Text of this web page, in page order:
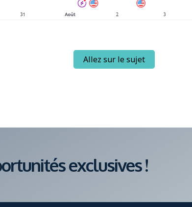
Allez sur le sujet
exclusives !